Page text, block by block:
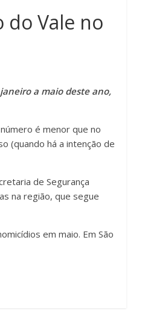
do Vale no
a maio deste ano,
é menor que no
(quando há a intenção de
de Segurança
na região, que segue
em maio. Em São